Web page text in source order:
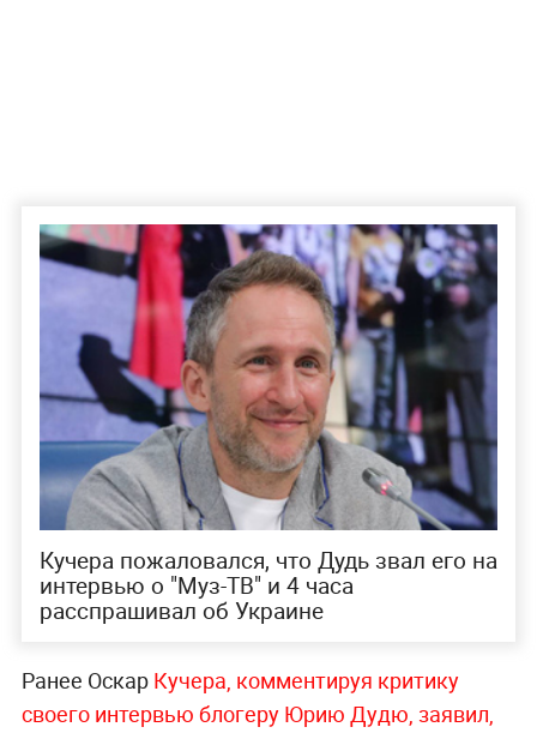
Кучера пожаловался, что Дудь звал его на
интервью о "Муз-ТВ" и 4 часа
расспрашивал об Украине
Ранее Оскар Кучера, комментируя критику
своего интервью блогеру Юрию Дудю, заявил,